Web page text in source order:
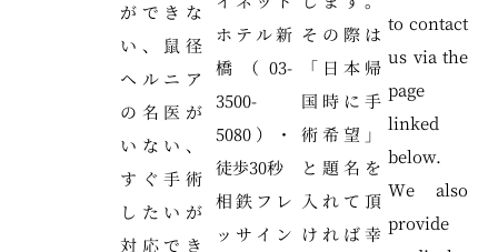
ができな
い、鼠径
ヘルニア
の名医が
いない、
すぐ手術
したいが
対応でき
ホテル新
橋（03-
3500-
5080）・
徒歩30秒
相鉄フレ
ッサイン
その際は
「日本帰
国時に手
術希望」
と題名を
入れて頂
ければ幸
to contact
us via the
page
linked
below.
We also
provide